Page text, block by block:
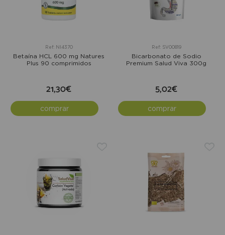
Ref: NI4370
Betaína HCL 600 mg Natures
Plus 90 comprimidos
21,30€
comprar
Ref: SV00819
Bicarbonato de Sodio
Premium Salud Viva 300g
5,02€
comprar